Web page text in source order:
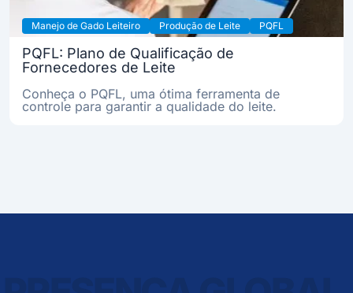
Manejo de Gado Leiteiro Produção de Leite PQFL
PQFL: Plano de Qualificação de
Fornecedores de Leite
Conheça o PQFL, uma ótima ferramenta de
controle para garantir a qualidade do leite.